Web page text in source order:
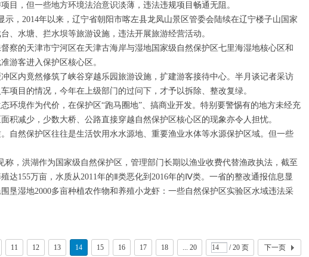
目，但一些地方环境法治意识淡薄，违法违规项目畅通无阻。
示， 2014年以来，辽宁省朝阳市喀左县龙凤山景区管委会陆续在辽宁楼子山国家
、水塘、拦水坝等旅游设施，违法开展旅游经营活动。
察的天津市宁河区在天津古海岸与湿地国家级自然保护区七里海湿地核心区和
游客进入保护区核心区。
区内竟然修筑了峡谷穿越乐园旅游设施，扩建游客接待中心。半月谈记者采访
项目的情况，今年在上级部门的过问下，才予以拆除、整改复绿。
环境作为代价，在保护区“跑马圈地”、搞商业开发。特别要警惕有的地方未经充
积减少，少数大桥、公路直接穿越自然保护区核心区的现象亦令人担忧。
自然保护区往往是生活饮用水水源地、重要渔业水体等水源保护区域。但一些
称，洪湖作为国家级自然保护区，管理部门长期以渔业收费代替渔政执法，截至
达155万亩，水质从2011年的Ⅱ类恶化到 2016年的Ⅳ类。一省的整改通报信息显
垦湿地2000多亩种植农作物和养殖小龙虾：一些自然保护区实验区水域违法采
11 12 13 14 15 16 17 18 ... 20 / 20 页 下一页